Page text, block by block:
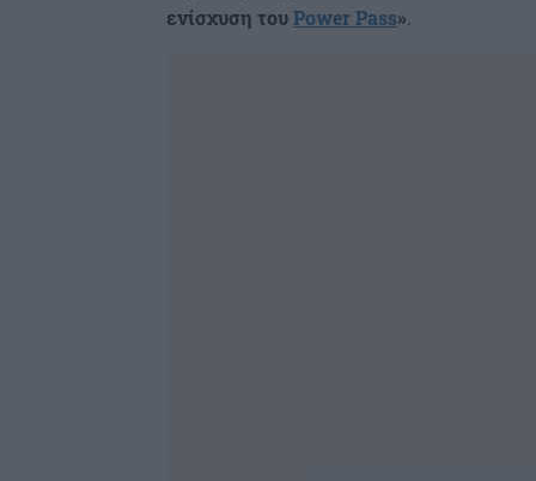
ενίσχυση τουPower Pass».